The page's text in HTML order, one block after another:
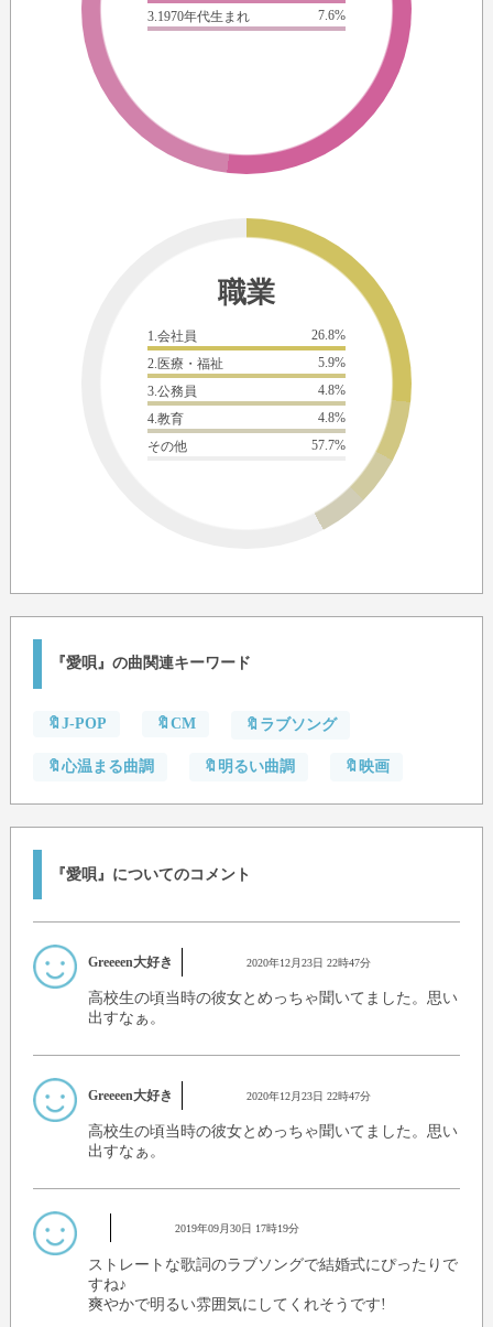
3.1970年代生まれ
7.6%
職業
1.会社員
26.8%
2.医療・福祉
5.9%
3.公務員
4.8%
4.教育
4.8%
その他
57.7%
『愛唄』の曲関連キーワード
🔖J-POP 🔖CM 🔖ラブソング
🔖心温まる曲調 🔖明るい曲調 🔖映画
『愛唄』についてのコメント
Greeeen大好き 2020年12月23日 22時47分
高校生の頃当時の彼女とめっちゃ聞いてました。思い
出すなぁ。
Greeeen大好き 2020年12月23日 22時47分
高校生の頃当時の彼女とめっちゃ聞いてました。思い
出すなぁ。
2019年09月30日 17時19分
ストレートな歌詞のラブソングで結婚式にぴったりで
すね♪
爽やかで明るい雰囲気にしてくれそうです!